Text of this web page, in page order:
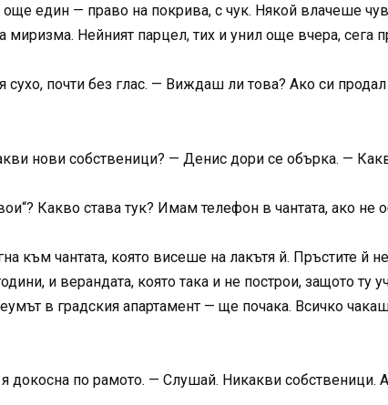
един — право на покрива, с чук. Някой влачеше
миризма. Нейният парцел, тих и унил още вчера, сега
сухо, почти без глас. — Виждаш ли това? Ако си
нови собственици? — Денис дори се обърка. —
Какво става тук? Имам телефон в чантата, ако
към чантата, която висеше на лакътя й. Пръстите
и верандата, която така и не построи, защото
в градския апартамент — ще почака. Всичко
по рамото. — Слушай. Никакви собственици.